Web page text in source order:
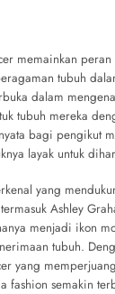
memainkan peran
tubuh
dalam
tubuh mereka
bagi pengikut
layak untuk
yang
Ashley
menjadi ikon
tubuh.
yang
fashion semakin